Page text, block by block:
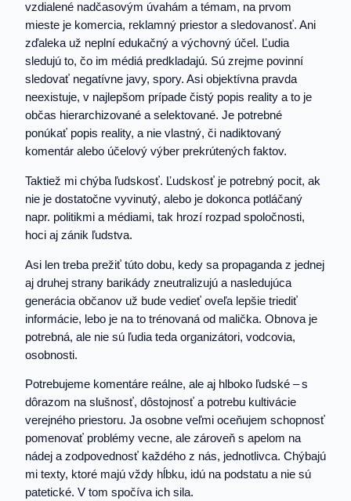
vzdialené nadčasovým úvahám a témam, na prvom
mieste je komercia, reklamný priestor a sledovanosť. Ani
zďaleka už neplní edukačný a výchovný účel. Ľudia
sledujú to, čo im médiá predkladajú. Sú zrejme povinní
sledovať negatívne javy, spory. Asi objektívna pravda
neexistuje, v najlepšom prípade čistý popis reality a to je
občas hierarchizované a selektované. Je potrebné
ponúkať popis reality, a nie vlastný, či nadiktovaný
komentár alebo účelový výber prekrútených faktov.
Taktiež mi chýba ľudskosť. Ľudskosť je potrebný pocit, ak
nie je dostatočne vyvinutý, alebo je dokonca potláčaný
napr. politikmi a médiami, tak hrozí rozpad spoločnosti,
hoci aj zánik ľudstva.
Asi len treba prežiť túto dobu, kedy sa propaganda z jednej
aj druhej strany barikády zneutralizujú a nasledujúca
generácia občanov už bude vedieť oveľa lepšie triediť
informácie, lebo je na to trénovaná od malička. Obnova je
potrebná, ale nie sú ľudia teda organizátori, vodcovia,
osobnosti.
Potrebujeme komentáre reálne, ale aj hlboko ľudské – s
dôrazom na slušnosť, dôstojnosť a potrebu kultivácie
verejného priestoru. Ja osobne veľmi oceňujem schopnosť
pomenovať problémy vecne, ale zároveň s apelom na
nádej a zodpovednosť každého z nás, jednotlivca. Chýbajú
mi texty, ktoré majú vždy hĺbku, idú na podstatu a nie sú
patetické. V tom spočíva ich sila.